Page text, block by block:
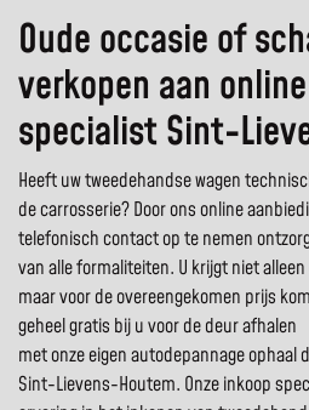
Oude occasie of
verkopen aan
specialist Sint-
Heeft uw tweedehandse wagen
de carrosserie? Door ons online
telefonisch contact op te nemen
van alle formaliteiten. U krijgt niet
maar voor de overeengekomen prijs
geheel gratis bij u voor de deur afhalen
met onze eigen autodepannage ophaal
Sint-Lievens-Houtem. Onze inkoop